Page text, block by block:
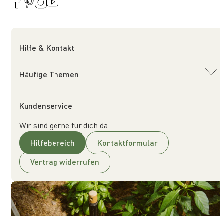
Hilfe & Kontakt
Häufige Themen
Kundenservice
Wir sind gerne für dich da.
Hilfebereich
Kontaktformular
Vertrag widerrufen